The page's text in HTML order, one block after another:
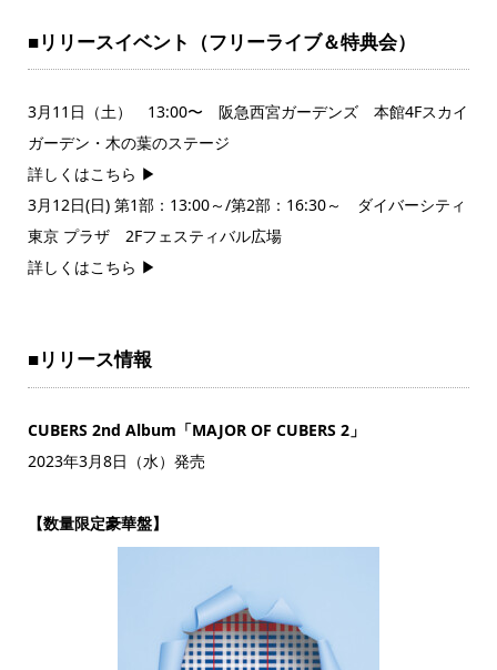
■リリースイベント（フリーライブ＆特典会）
3月11日（土） 13:00〜 阪急西宮ガーデンズ 本館4Fスカイ
ガーデン・木の葉のステージ
詳しくはこちら ▶
3月12日(日) 第1部：13:00～/第2部：16:30～ ダイバーシティ
東京 プラザ 2Fフェスティバル広場
詳しくはこちら ▶
■リリース情報
CUBERS 2nd Album「MAJOR OF CUBERS 2」
2023年3月8日（水）発売
【数量限定豪華盤】